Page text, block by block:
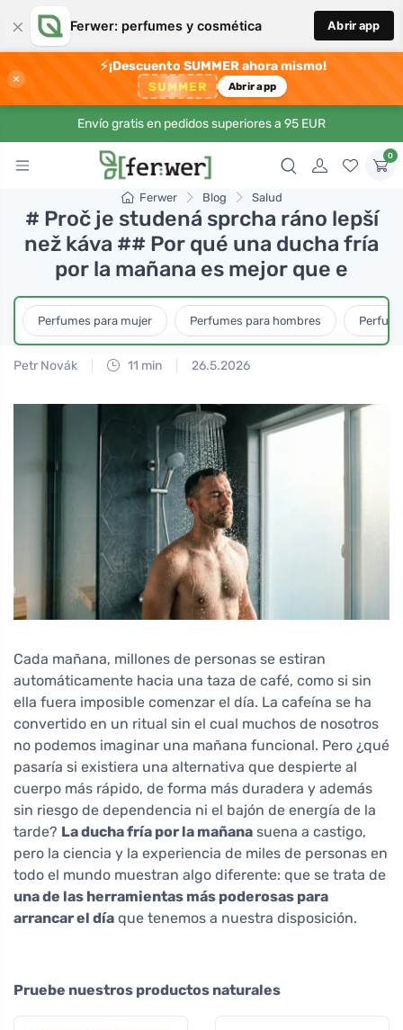
× Ferwer: perfumes y cosmética Abrir app
×
⚡¡Descuento SUMMER ahora mismo!
SUMMER Abrir app
Envío gratis en pedidos superiores a 95 EUR
0
Ferwer Blog Salud
# Proč je studená sprcha ráno lepší
než káva ## Por qué una ducha fría
por la mañana es mejor que e
Perfumes para mujer Perfumes para hombres
Petr Novák 11 min 26.5.2026
Cada mañana, millones de personas se estiran
automáticamente hacia una taza de café, como si sin
ella fuera imposible comenzar el día. La cafeína se ha
convertido en un ritual sin el cual muchos de nosotros
no podemos imaginar una mañana funcional. Pero ¿qué
pasaría si existiera una alternativa que despierte al
cuerpo más rápido, de forma más duradera y además
sin riesgo de dependencia ni el bajón de energía de la
tarde? La ducha fría por la mañana suena a castigo,
pero la ciencia y la experiencia de miles de personas en
todo el mundo muestran algo diferente: que se trata de
una de las herramientas más poderosas para
arrancar el día que tenemos a nuestra disposición.
Pruebe nuestros productos naturales